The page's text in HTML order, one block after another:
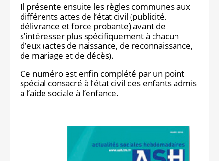
Il présente ensuite les règles communes aux
différents actes de l’état civil (publicité,
délivrance et force probante) avant de
s’intéresser plus spécifiquement à chacun
d’eux (actes de naissance, de reconnaissance,
de mariage et de décès).
Ce numéro est enfin complété par un point
spécial consacré à l’état civil des enfants admis
à l’aide sociale à l’enfance.